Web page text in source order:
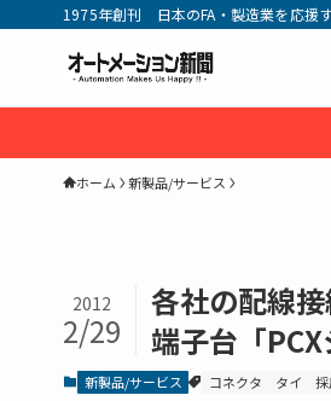
1975年創刊 日本のFA・製造業を応援
ホーム 新製品/サービス
各社の配線
端子台「
2012
2/29
新製品/サービス コネクタ タイ 採